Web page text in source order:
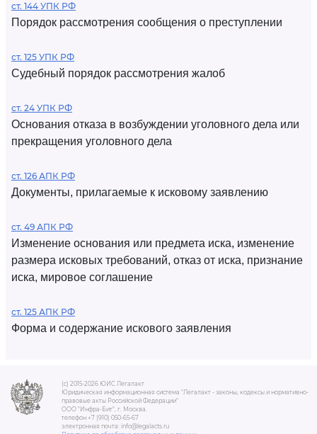
ст. 144 УПК РФ
Порядок рассмотрения сообщения о преступлении
ст. 125 УПК РФ
Судебный порядок рассмотрения жалоб
ст. 24 УПК РФ
Основания отказа в возбуждении уголовного дела или
прекращения уголовного дела
ст. 126 АПК РФ
Документы, прилагаемые к исковому заявлению
ст. 49 АПК РФ
Изменение основания или предмета иска, изменение
размера исковых требований, отказ от иска, признание
иска, мировое соглашение
ст. 125 АПК РФ
Форма и содержание искового заявления
(c) 2015-2026 ЮИС Легалакт
Юридическая информационная система "Легалакт - законы, кодексы и нормативно-
правовые акты Российской Федерации"
ООО "Инфра-Бит", г. Москва.
телефон +7 (910) 050-65-67
электронная почта: info@legalacts.ru